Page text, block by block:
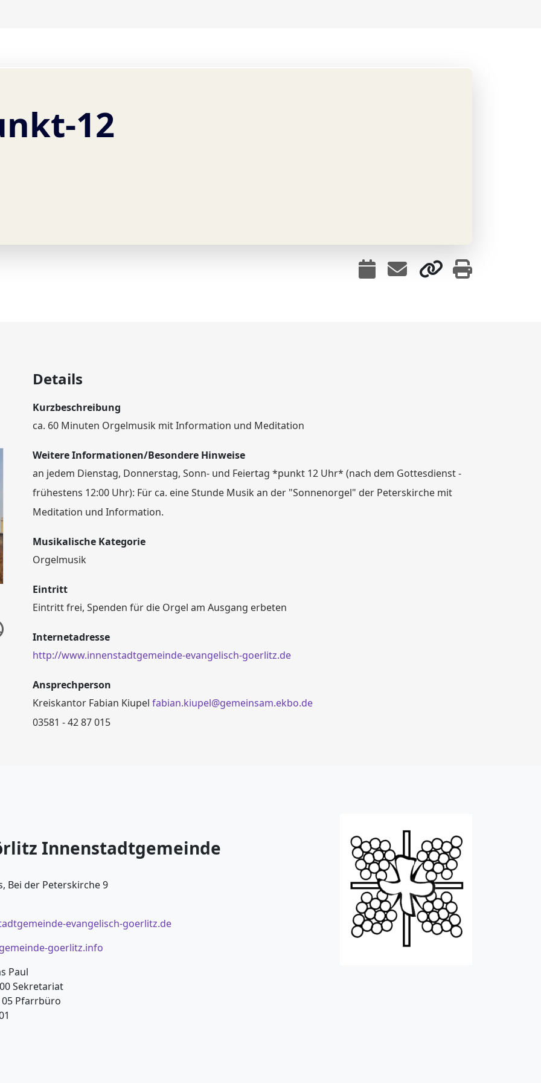
12
Details
Kurzbeschreibung
ca. 60 Minuten Orgelmusik mit Information und Meditation
Weitere Informationen/Besondere Hinweise
an jedem Dienstag, Donnerstag, Sonn- und Feiertag *punkt 12 Uhr* (nach dem Gottesdienst -
frühestens 12:00 Uhr): Für ca. eine Stunde Musik an der "Sonnenorgel" der Peterskirche mit
Meditation und Information.
Musikalische Kategorie
Orgelmusik
Eintritt
Eintritt frei, Spenden für die Orgel am Ausgang erbeten
Internetadresse
http://www.innenstadtgemeinde-evangelisch-goerlitz.de
Ansprechperson
Kreiskantor Fabian Kiupel fabian.kiupel@gemeinsam.ekbo.de
03581 - 42 87 015
Innenstadtgemeinde
Bei der Peterskirche 9
evangelisch-goerlitz.de
goerlitz.info
Paul
Sekretariat
05 Pfarrbüro